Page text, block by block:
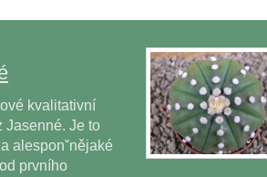
kvalitativní
Jasenné. Je to
alesponˇnějaké
prvního